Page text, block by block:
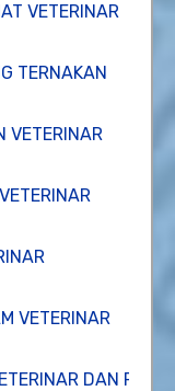
VETERINAR
TERNAKAN
VETERINAR
VETERINAR
DAN